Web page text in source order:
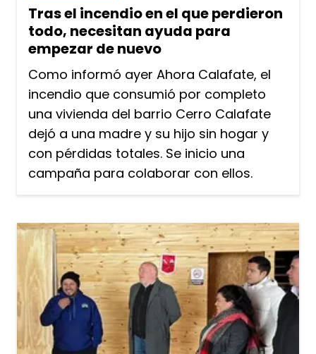
Tras el incendio en el que perdieron
todo, necesitan ayuda para
empezar de nuevo
Como informó ayer Ahora Calafate, el
incendio que consumió por completo
una vivienda del barrio Cerro Calafate
dejó a una madre y su hijo sin hogar y
con pérdidas totales. Se inicio una
campaña para colaborar con ellos.